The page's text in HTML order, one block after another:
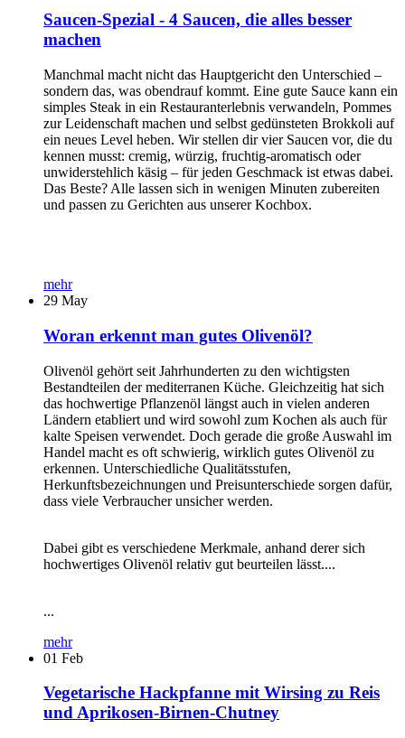
Saucen-Spezial - 4 Saucen, die alles besser
machen
Manchmal macht nicht das Hauptgericht den Unterschied –
sondern das, was obendrauf kommt. Eine gute Sauce kann ein
simples Steak in ein Restauranterlebnis verwandeln, Pommes
zur Leidenschaft machen und selbst gedünsteten Brokkoli auf
ein neues Level heben. Wir stellen dir vier Saucen vor, die du
kennen musst: cremig, würzig, fruchtig-aromatisch oder
unwiderstehlich käsig – für jeden Geschmack ist etwas dabei.
Das Beste? Alle lassen sich in wenigen Minuten zubereiten
und passen zu Gerichten aus unserer Kochbox.
mehr
29 May
Woran erkennt man gutes Olivenöl?
Olivenöl gehört seit Jahrhunderten zu den wichtigsten
Bestandteilen der mediterranen Küche. Gleichzeitig hat sich
das hochwertige Pflanzenöl längst auch in vielen anderen
Ländern etabliert und wird sowohl zum Kochen als auch für
kalte Speisen verwendet. Doch gerade die große Auswahl im
Handel macht es oft schwierig, wirklich gutes Olivenöl zu
erkennen. Unterschiedliche Qualitätsstufen,
Herkunftsbezeichnungen und Preisunterschiede sorgen dafür,
dass viele Verbraucher unsicher werden.
Dabei gibt es verschiedene Merkmale, anhand derer sich
hochwertiges Olivenöl relativ gut beurteilen lässt....
...
mehr
01 Feb
Vegetarische Hackpfanne mit Wirsing zu Reis
und Aprikosen-Birnen-Chutney